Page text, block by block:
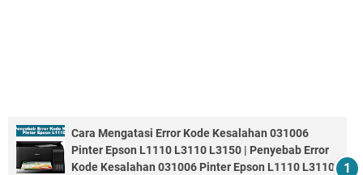
Cara Mengatasi Error Kode Kesalahan 031006
Pinter Epson L1110 L3110 L3150 | Penyebab Error
Kode Kesalahan 031006 Pinter Epson L1110 L3110